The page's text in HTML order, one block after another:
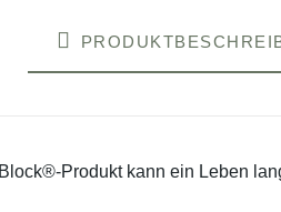
Block®-Produkt kann ein Leben